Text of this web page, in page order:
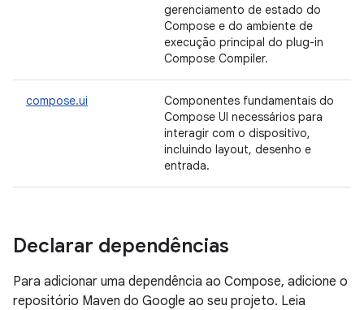
gerenciamento de estado do
Compose e do ambiente de
execução principal do plug-in
Compose Compiler.
compose.ui
Componentes fundamentais do
Compose UI necessários para
interagir com o dispositivo,
incluindo layout, desenho e
entrada.
Declarar dependências
Para adicionar uma dependência ao Compose, adicione o
repositório Maven do Google ao seu projeto. Leia